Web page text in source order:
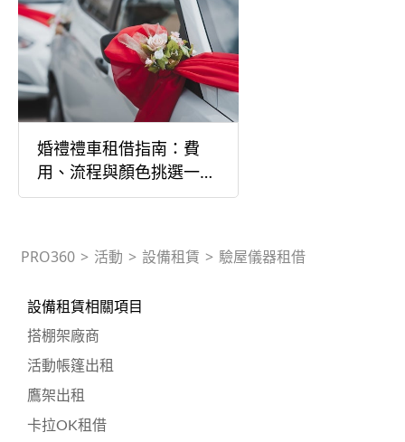
婚禮禮車租借指南：費
用、流程與顏色挑選一次
看
PRO360 > 活動 > 設備租賃 > 驗屋儀器租借
設備租賃相關項目
搭棚架廠商
活動帳篷出租
鷹架出租
卡拉OK租借